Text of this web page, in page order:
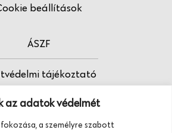
az adatok védelmét
a személyre szabott
beállítások
ÁSZF
tájékoztató
Fodrász vagy?
szolgáltatásainkról.